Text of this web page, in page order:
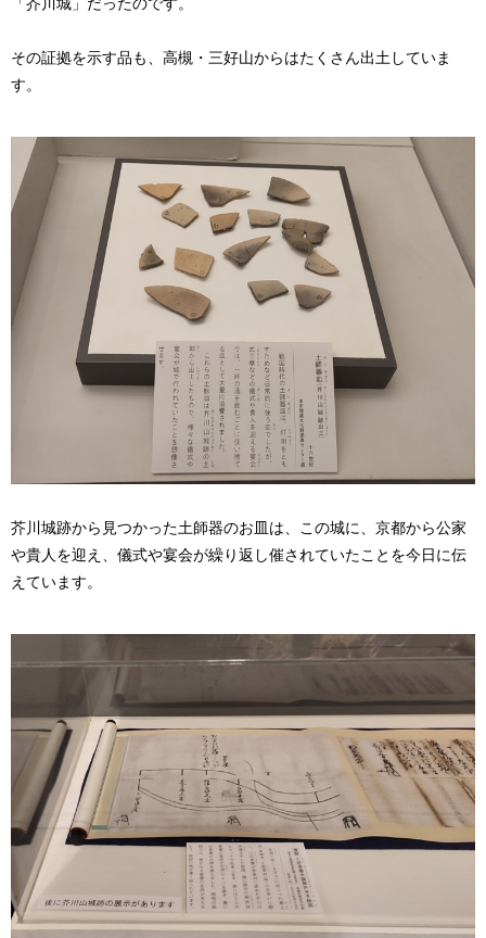
その証拠を示す品も、高槻・三好山からはたくさん出土していま
す。
芥川城跡から見つかった土師器のお皿は、この城に、京都から公家
や貴人を迎え、儀式や宴会が繰り返し催されていたことを今日に伝
えています。